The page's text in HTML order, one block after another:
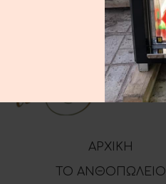
ΑΡΧΙΚΗ
ΤΟ ΑΝΘΟΠΩΛΕΙΟ